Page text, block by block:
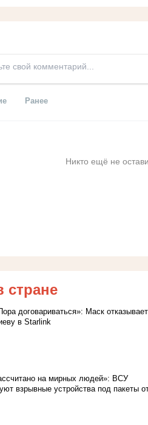
Ранее
Никто ещё не
стране
договариваться»: Маск отказывает
в Starlink
на мирных людей»: ВСУ
взрывные устройства под пакеты